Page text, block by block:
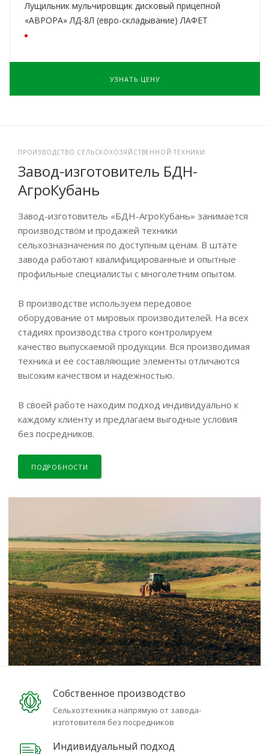
Лущильник мульчировщик дисковый прицепной
«АВРОРА» ЛД-8Л (евро-складывание) ЛАФЕТ
УЗНАТЬ ЦЕНУ
ПРОИЗВОДСТВО СЕЛЬСКОХОЗЯЙСТВЕННОЙ ТЕХНИКИ
Завод-изготовитель БДН-
АгроКубань
Завод-изготовитель «БДН-АгроКубань» занимается
производством и продажей техники
сельхозназначения по доступным ценам. В штате
завода работают квалифицированные и опытные
профильные специалисты с многолетним опытом.
В производстве используем передовое
оборудование от мировых производителей. На всех
стадиях производства строго контролируем
качество выпускаемой продукции. Вся производимая
техника и ее составляющие элементы отличаются
высоким качеством и надежностью.
В своей работе находим подход индивидуально к
каждому клиенту и предлагаем выгодные условия
без посредников.
ПОДРОБНОСТИ
Собственное производство
Сельхозтехника напрямую от завода-
изготовителя без посредников
Индивидуальный подход